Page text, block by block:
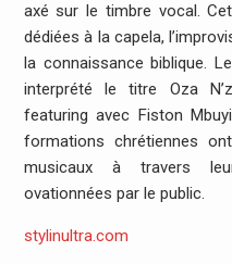
axé sur le timbre vocal.
dédiées à la capela,
la connaissance biblique.
interprété le titre Oza
featuring avec Fiston
formations chrétiennes
musicaux à travers
ovationnées par le public.
stylinultra.com